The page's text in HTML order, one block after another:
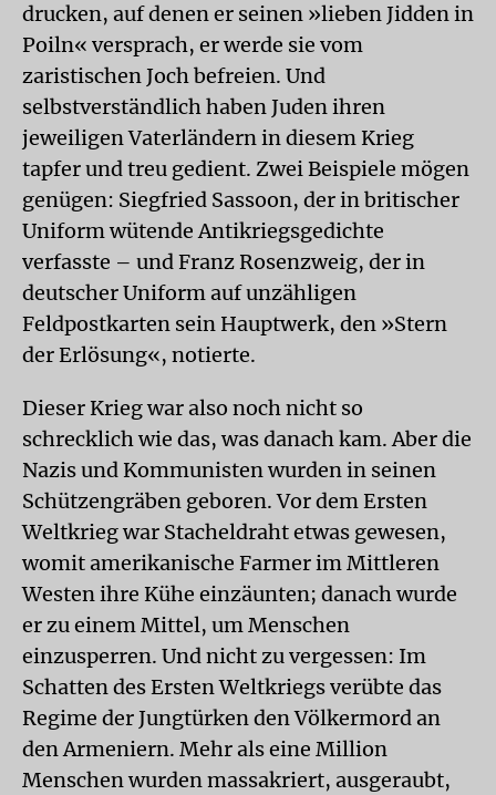
drucken, auf denen er seinen »lieben Jidden in
Poiln« versprach, er werde sie vom
zaristischen Joch befreien. Und
selbstverständlich haben Juden ihren
jeweiligen Vaterländern in diesem Krieg
tapfer und treu gedient. Zwei Beispiele mögen
genügen: Siegfried Sassoon, der in britischer
Uniform wütende Antikriegsgedichte
verfasste – und Franz Rosenzweig, der in
deutscher Uniform auf unzähligen
Feldpostkarten sein Hauptwerk, den »Stern
der Erlösung«, notierte.
Dieser Krieg war also noch nicht so
schrecklich wie das, was danach kam. Aber die
Nazis und Kommunisten wurden in seinen
Schützengräben geboren. Vor dem Ersten
Weltkrieg war Stacheldraht etwas gewesen,
womit amerikanische Farmer im Mittleren
Westen ihre Kühe einzäunten; danach wurde
er zu einem Mittel, um Menschen
einzusperren. Und nicht zu vergessen: Im
Schatten des Ersten Weltkriegs verübte das
Regime der Jungtürken den Völkermord an
den Armeniern. Mehr als eine Million
Menschen wurden massakriert, ausgeraubt,